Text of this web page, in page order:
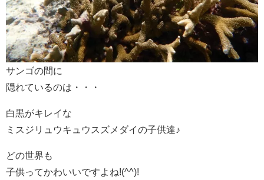
サンゴの間に
隠れているのは・・・
白黒がキレイな
ミスジリュウキュウスズメダイの子供達♪
どの世界も
子供ってかわいいですよね!(^^)!